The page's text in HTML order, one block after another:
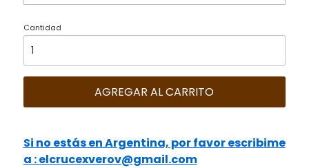
Cantidad
AGREGAR AL CARRITO
Si no estás en Argentina, por favor escribime
a : elcrucexverov@gmail.com